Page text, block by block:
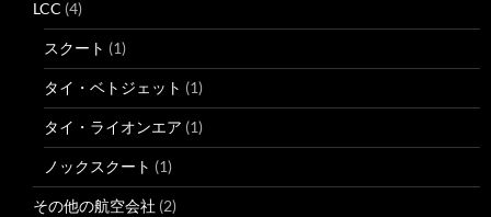
LCC (4)
スクート (1)
タイ・ベトジェット (1)
タイ・ライオンエア (1)
ノックスクート (1)
その他の航空会社 (2)